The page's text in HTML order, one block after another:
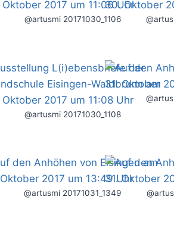
@artusmi 20171030_1106
@artusmi 20171030_1108
@artusmi 20171031_1349